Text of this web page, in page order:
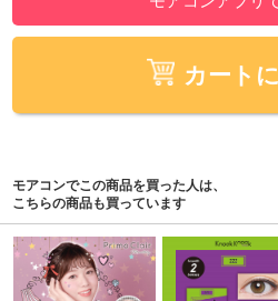
カート
モアコンでこの商品を買った人は、
こちらの商品も買っています